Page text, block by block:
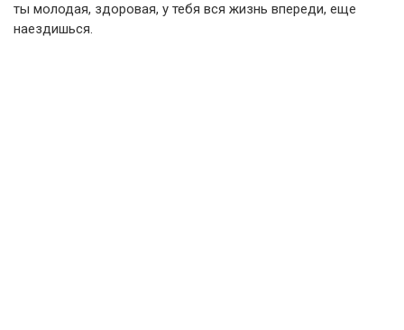
ты молодая, здоровая, у тебя вся жизнь впереди, еще
наездишься.